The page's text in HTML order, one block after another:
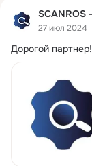
SCANROS
27 июл 2024
Дорогой партнер!